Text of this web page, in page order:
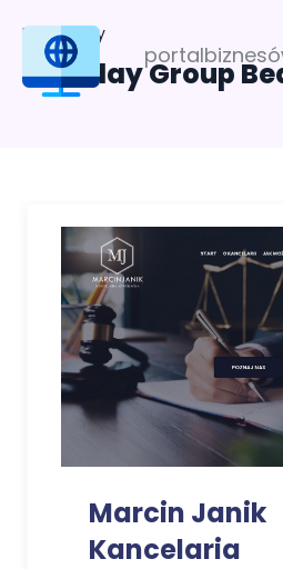
Profil firmy
Fair Play Group
Marcin Janik
Kancelaria